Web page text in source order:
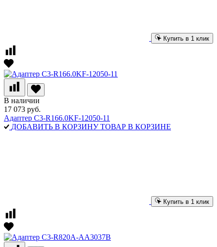
Купить в 1 клик
В наличии
17 073 руб.
Адаптер C3-R166.0KF-12050-11
ДОБАВИТЬ В КОРЗИНУ ТОВАР В КОРЗИНЕ
Купить в 1 клик